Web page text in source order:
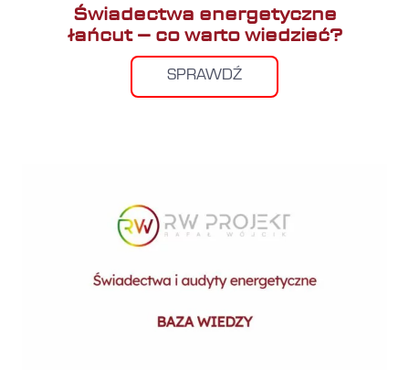
Świadectwa energetyczne
łańcut – co warto wiedzieć?
SPRAWDŹ